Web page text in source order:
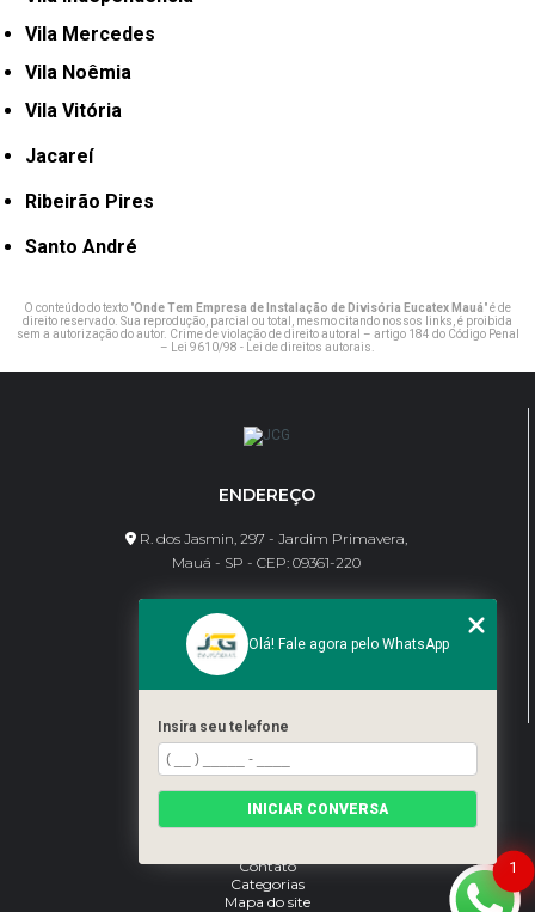
Vila Mercedes
Vila Noêmia
Vila Vitória
Jacareí
Ribeirão Pires
Santo André
O conteúdo do texto "Onde Tem Empresa de Instalação de Divisória Eucatex Mauá" é de
direito reservado. Sua reprodução, parcial ou total, mesmo citando nossos links, é proibida
sem a autorização do autor. Crime de violação de direito autoral – artigo 184 do Código Penal
–
Lei 9610/98 - Lei de direitos autorais
ENDEREÇO
R. dos Jasmin, 297 - Jardim Primavera,
Mauá - SP - CEP: 09361-220
CONTATO
(11) 95462-8630
bene@jcgdivisorias.com
Home
Sobre Nós
Serviços
Contato
Categorias
Mapa do site
1
Olá! Fale agora pelo WhatsApp
Insira seu telefone
INICIAR CONVERSA